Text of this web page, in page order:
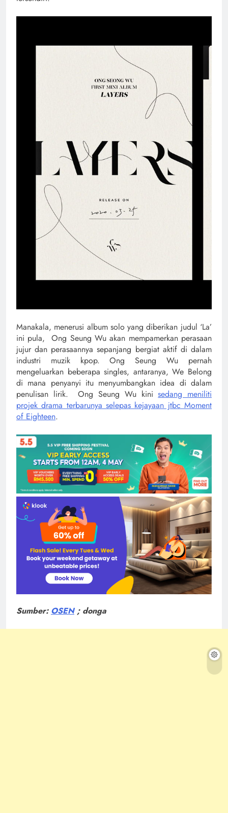
Manakala, menerusi album solo yang diberikan judul ‘La’
ini pula, Ong Seung Wu akan mempamerkan perasaan
jujur dan perasaannya sepanjang bergiat aktif di dalam
industri muzik kpop. Ong Seung Wu pernah
mengeluarkan beberapa singles, antaranya, We Belong
di mana penyanyi itu menyumbangkan idea di dalam
penulisan lirik. Ong Seung Wu kinisedang meniliti
projek drama terbarunya selepas kejayaan jtbc Moment
of Eighteen.
Sumber: OSEN; donga